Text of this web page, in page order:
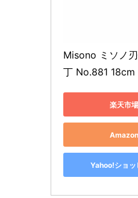
Misono ミソノ
丁 No.881 18cm
楽天市
Yahoo!ショッ